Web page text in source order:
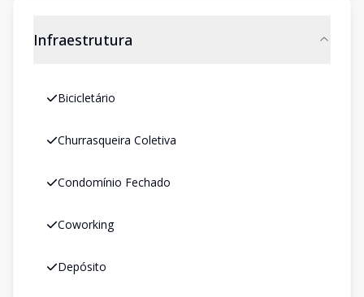
Infraestrutura
Bicicletário
Churrasqueira Coletiva
Condomínio Fechado
Coworking
Depósito